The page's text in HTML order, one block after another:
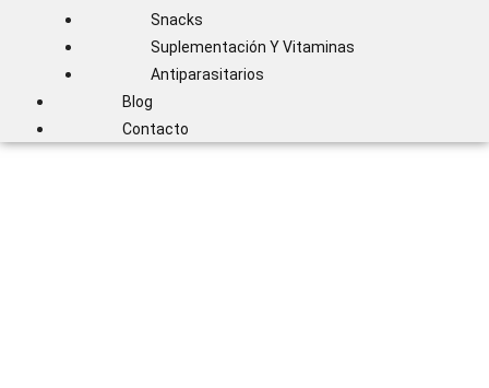
Snacks
Suplementación Y Vitaminas
Antiparasitarios
Blog
Contacto